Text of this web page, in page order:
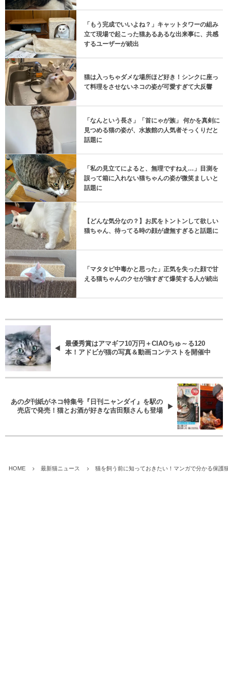
「もう完成でいいよね？」キャットタワーの組み
立て現場で起こった猫あるあるな出来事に、共感
するユーザーが続出
猫は入っちゃダメな場所ほど好き！シンクに座っ
て料理をさせないネコの姿が可愛すぎて大反響
「なんという長さ」「首にゃが族」 何かを真剣に
見つめる猫の姿が、水族館の人気者そっくりだと
話題に
「私の見立てによると、無理ですねえ…」目測を
誤って箱に入れない猫ちゃんの姿が微笑ましいと
話題に
【どんな気分なの？】お尻をトントンして欲しい
猫ちゃん、待ってる時の顔が虚無すぎると話題に
「マタタビ中毒かと思った」正気を失った顔で甘
える猫ちゃんのクセが強すぎて爆笑する人が続出
最優秀賞はアマギフ10万円＋CIAOちゅ～る120
本！アドビが猫の写真＆動画コンテストを開催中
あの夕刊紙がネコ特集号『日刊ニャンダイ』を駅の
売店で発売！猫とお酒が好きな吉田類さんも登場
HOME 最新猫ニュース 猫を飼う前に知っておきたい！マンガで分かる保護